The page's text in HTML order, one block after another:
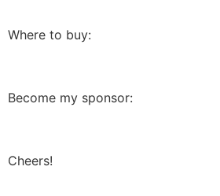
Where to buy:
Become my sponsor:
Cheers!